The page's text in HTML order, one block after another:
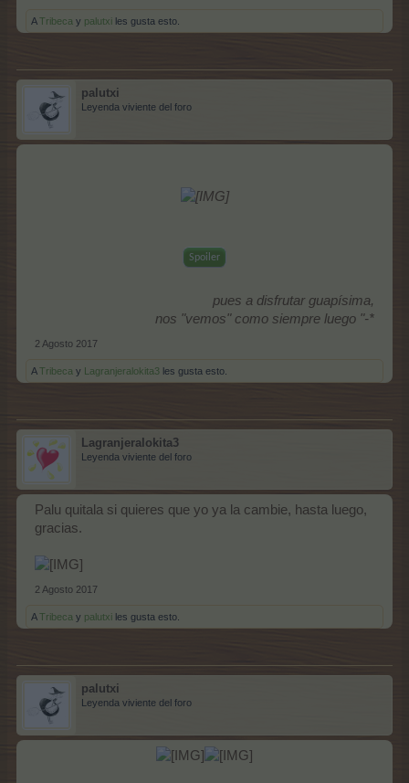
ATribeca y palutxi les gusta esto.
palutxi
Leyenda viviente del foro
Spoiler
pues a disfrutar guapísima,
nos "vemos" como siempre luego "-*
2 Agosto 2017
ATribeca y Lagranjeralokita3 les gusta esto.
Lagranjeralokita3
Leyenda viviente del foro
Palu quitala si quieres que yo ya la cambie, hasta luego,
gracias.
2 Agosto 2017
ATribeca y palutxi les gusta esto.
palutxi
Leyenda viviente del foro